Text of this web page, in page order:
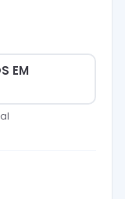
EM